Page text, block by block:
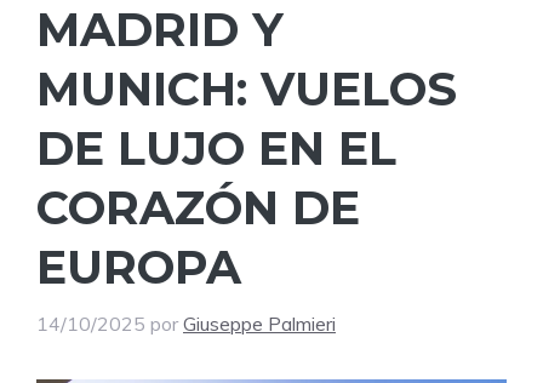
MADRID Y
MUNICH: VUELOS
DE LUJO EN EL
CORAZÓN DE
EUROPA
14/10/2025 por Giuseppe Palmieri